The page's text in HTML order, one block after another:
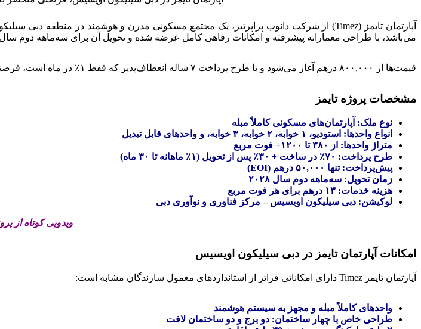
می‌باشد، با طراحی معمارانه پیشرفته و امکانات رفاهی کامل عرضه شده و تحویل آن برای سه‌ماهه دوم سال ۲۰۲۸ برنامه‌ریزی شده است.
قیمت‌ها از ۸۰۰,۰۰۰ درهم آغاز می‌شود و با طرح پرداخت ۷ ساله انعطاف‌پذیر که فقط ۱٪ در ماه است، فرصتی ایده‌آل برای خرید ملک در دبی به شمار می‌رود.
مشخصات پروژه تایمز
نوع ملک: آپارتمان‌های مسکونی کاملاً مبله
انواع واحدها: استودیو، ۱ خوابه، ۲ خوابه، ۳ خوابه، و واحدهای قابل تبدیل
متراژ واحدها: از ۳۸۰ تا ۱۲۰۰+ فوت مربع
طرح پرداخت: ۷۰٪ در ساخت + ۳۰٪ پس از تحویل (۱٪ ماهانه تا ۳۰ ماه)
پیش‌پرداخت: تنها ۵۰,۰۰۰ درهم (EOI)
زمان تحویل: سه‌ماهه دوم سال ۲۰۲۸
هزینه خدمات: ۱۳ درهم برای هر فوت مربع
لوکیشن: دبی سیلیکون اویسیس – مرکز فناوری و نوآوری دبی
ویدویی کوتاه از
امکانات آپارتمان تایمز در دبی سیلیکون اویسیس
آپارتمان تایمز Timez دارای امکاناتی فراتر از استانداردهای معمول سازندگان مشابه است:
واحدهای کاملاً مبله و مجهز به سیستم هوشمند
طراحی خاص با چهار ساختمان: دو برج و دو ساختمان لافت